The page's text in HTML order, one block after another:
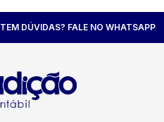
TEM DÚVIDAS? FALE NO WHATSAPP